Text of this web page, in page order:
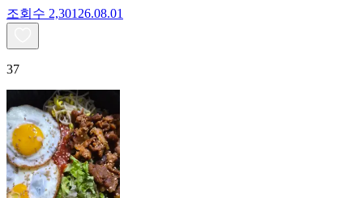
조회수 2,301 26.08.01
37